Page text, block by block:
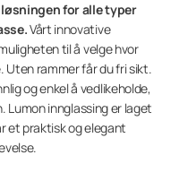
for alle typer
Vårt innovative
til å velge hvor
Uten rammer får du fri sikt.
og enkel å vedlikeholde,
Lumon innglassing er laget
et praktisk og elegant